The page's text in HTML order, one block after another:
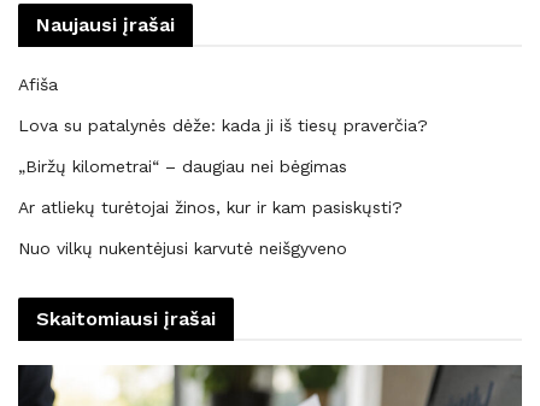
Naujausi įrašai
Afiša
Lova su patalynės dėže: kada ji iš tiesų praverčia?
„Biržų kilometrai“ – daugiau nei bėgimas
Ar atliekų turėtojai žinos, kur ir kam pasiskųsti?
Nuo vilkų nukentėjusi karvutė neišgyveno
Skaitomiausi įrašai